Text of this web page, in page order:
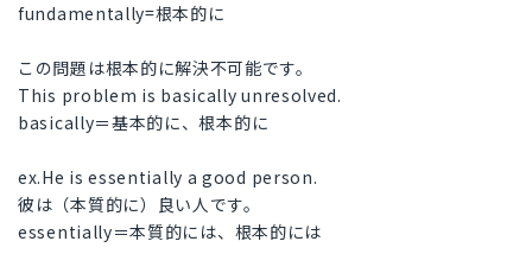
fundamentally=根本的に
この問題は根本的に解決不可能です。
This problem is basically unresolved.
basically＝基本的に、根本的に
ex.He is essentially a good person.
彼は（本質的に）良い人です。
essentially＝本質的には、根本的には